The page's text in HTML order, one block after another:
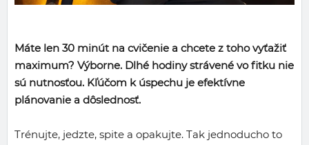
Máte len 30 minút na cvičenie a chcete z toho vyťažiť
maximum? Výborne. Dlhé hodiny strávené vo fitku nie
sú nutnosťou. Kľúčom k úspechu je efektívne
plánovanie a dôslednosť.
Trénujte, jedzte, spite a opakujte. Tak jednoducho to